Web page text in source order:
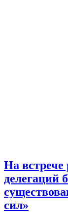
На встрече
делегаций
сил»